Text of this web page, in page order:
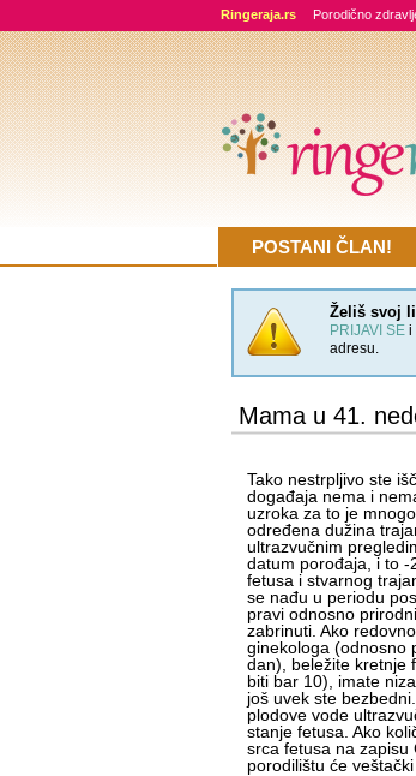
Ringeraja.rs Porodično
Želiš svoj
PRIJAVI SEi
adresu.
Mama u 41.
Tako nestrpljivo ste
događaja nema i
uzroka za to je
određena dužina
ultrazvučnim
datum porođaja, i to -
fetusa i stvarnog
se nađu u periodu
pravi odnosno
zabrinuti. Ako
ginekologa (odnosno
dan), beležite kretnje
biti bar 10), imate
još uvek ste
plodove vode
stanje fetusa. Ako
srca fetusa na zapisu
porodilištu će
POSTANI ČLAN!